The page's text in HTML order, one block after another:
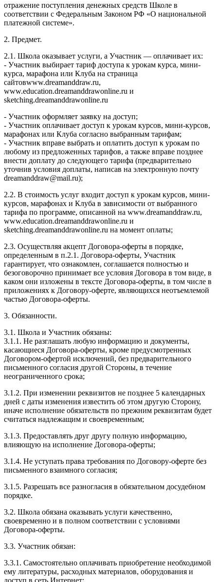
отражение поступления денежных средств Школе в
соответствии с Федеральным Законом РФ «О национальной
платежной системе».
2. Предмет.
2.1. Школа оказывает услуги, а Участник — оплачивает их:
- Участник выбирает тариф доступа к урокам курса, мини-
курса, марафона или Клуба на страница
сайтовwww.dreamanddraw.ru,
www.education.dreamanddrawonline.ru и
sketching.dreamanddrawonline.ru
- Участник оформляет заявку на доступ;
- Участник оплачивает доступ к урокам курсов, мини-курсов,
марафонах или Клуба согласно выбранным тарифам;
- Участник вправе выбрать и оплатить доступ к урокам по
любому из предложенных тарифов, а также вправе позднее
внести доплату до следующего тарифа (предварительно
уточнив условия доплаты, написав на электронную почту
dreamanddraw@mail.ru);
2.2. В стоимость услуг входит доступ к урокам курсов, мини-
курсов, марафонах и Клуба в зависимости от выбранного
тарифа по программе, описанной на www.dreamanddraw.ru,
www.education.dreamanddrawonline.ru и
sketching.dreamanddrawonline.ru на момент оплаты;
2.3. Осуществляя акцепт Договора-оферты в порядке,
определенным в п.2.1. Договора-оферты, Участник
гарантирует, что ознакомлен, соглашается полностью и
безоговорочно принимает все условия Договора в том виде, в
каком они изложены в тексте Договора-оферты, в том числе в
приложениях к Договору-оферте, являющихся неотъемлемой
частью Договора-оферты.
3. Обязанности.
3.1. Школа и Участник обязаны:
3.1.1. Не разглашать любую информацию и документы,
касающиеся Договора-оферты, кроме предусмотренных
Договором-офертой исключений, без предварительного
письменного согласия другой Стороны, в течение
неограниченного срока;
3.1.2. При изменении реквизитов не позднее 5 календарных
дней с даты изменения известить об этом другую Сторону,
иначе исполнение обязательств по прежним реквизитам будет
считаться надлежащим и своевременным;
3.1.3. Предоставлять друг другу полную информацию,
влияющую на исполнение Договора-оферты;
3.1.4. Не уступать права требования по Договору-оферте без
письменного взаимного согласия;
3.1.5. Разрешать все разногласия в обязательном досудебном
порядке.
3.2. Школа обязана оказывать услуги качественно,
своевременно и в полном соответствии с условиями
Договора-оферты.
3.3. Участник обязан:
3.3.1. Cамостоятельно оплачивать приобретение необходимой
ему литературы, расходных материалов, оборудования и
доступ в сеть Интернет;